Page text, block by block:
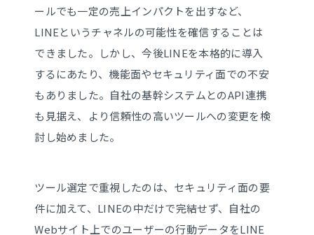
ールでも一定の売上インパクトを出すなど、
LINEというチャネルの可能性を確信することは
できました。しかし、今後LINEを本格的に導入
するにあたり、機能面やセキュリティ面での不安
もありました。自社の基幹システムとのAPI連携
も見据え、より信頼性の高いツールへの変更を検
討し始めました。
ツール選定で重視したのは、セキュリティ面の要
件に加えて、LINEの中だけで完結せず、自社の
Webサイト上でのユーザーの行動データをLINE